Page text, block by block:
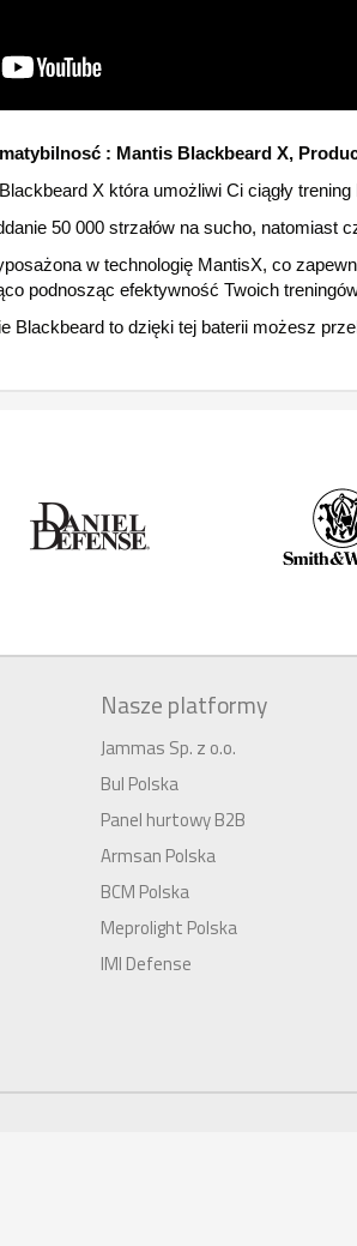
: Mantis Blackbeard X,
X która umożliwi Ci ciągły trening
50 000 strzałów na sucho, natomiast
w technologię MantisX, co
podnosząc efektywność Twoich
Blackbeard to dzięki tej baterii możesz
Nasze platformy
Jammas Sp. z o.o.
Bul Polska
Panel hurtowy B2B
Armsan Polska
BCM Polska
Meprolight Polska
IMI Defense